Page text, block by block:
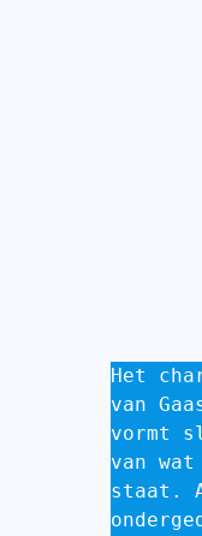
Het
van
vormt
van
staat.